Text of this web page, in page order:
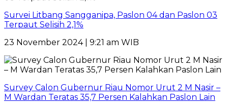
Survei Litbang Sangganipa, Paslon 04 dan Paslon 03
Terpaut Selisih 2,1%
23 November 2024 | 9:21 am WIB
Survey Calon Gubernur Riau Nomor Urut 2 M Nasir –
M Wardan Teratas 35,7 Persen Kalahkan Paslon Lain